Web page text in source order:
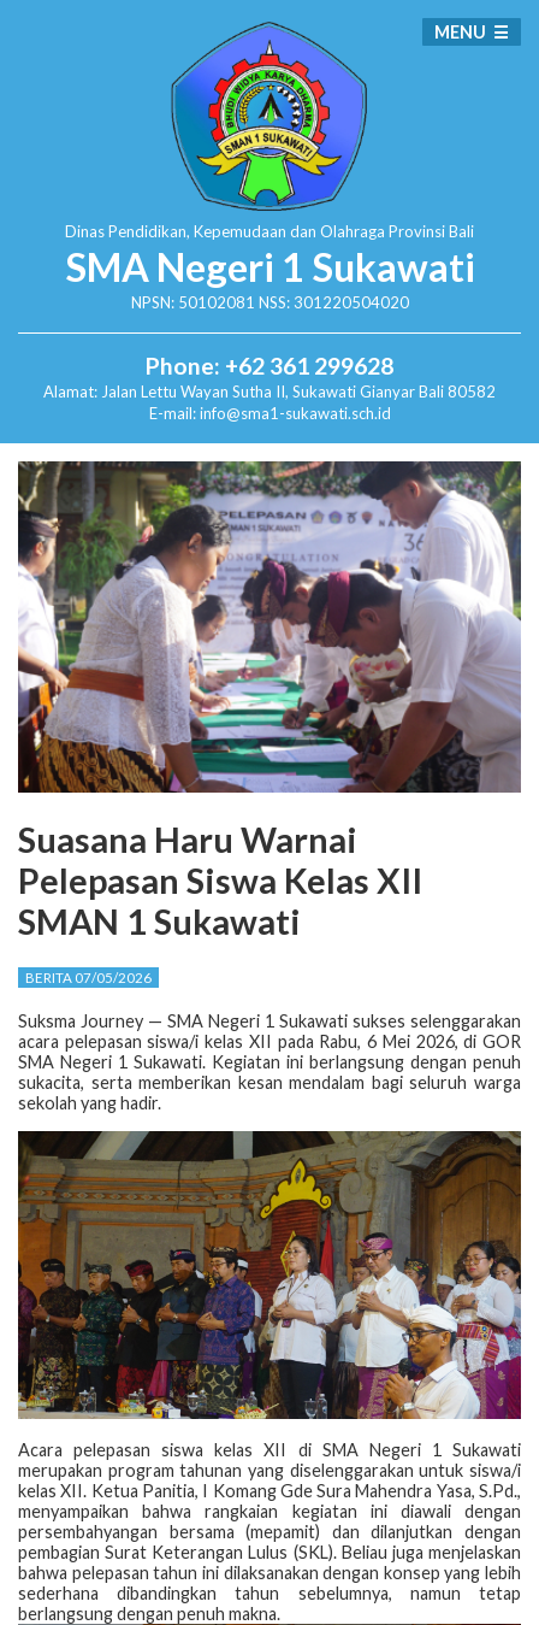
Dinas Pendidikan, Kepemudaan dan Olahraga Provinsi Bali
SMA Negeri 1 Sukawati
NPSN: 50102081 NSS: 301220504020
Phone: +62 361 299628
Alamat: Jalan Lettu Wayan Sutha II, SukawatiGianyar Bali 80582
E-mail: info@sma1-sukawati.sch.id
MENU
Suasana Haru Warnai
Pelepasan Siswa Kelas XII
SMAN 1 Sukawati
BERITA 07/05/2026
Suksma Journey — SMA Negeri 1 Sukawati sukses selenggarakan
acara pelepasan siswa/i kelas XII pada Rabu, 6 Mei 2026, di GOR
SMA Negeri 1 Sukawati. Kegiatan ini berlangsung dengan penuh
sukacita, serta memberikan kesan mendalam bagi seluruh warga
sekolah yang hadir.
Acara pelepasan siswa kelas XII di SMA Negeri 1 Sukawati
merupakan program tahunan yang diselenggarakan untuk siswa/i
kelas XII. Ketua Panitia, I Komang Gde Sura Mahendra Yasa, S.Pd.,
menyampaikan bahwa rangkaian kegiatan ini diawali dengan
persembahyangan bersama (mepamit) dan dilanjutkan dengan
pembagian Surat Keterangan Lulus (SKL). Beliau juga menjelaskan
bahwa pelepasan tahun ini dilaksanakan dengan konsep yang lebih
sederhana dibandingkan tahun sebelumnya, namun tetap
berlangsung dengan penuh makna.